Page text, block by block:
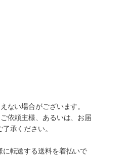
ない場合がございます。
依頼主様、あるいは、お届
承ください。
転送する送料を着払いで